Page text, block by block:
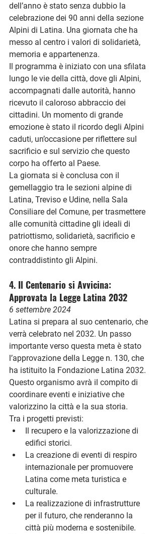
dell’anno è stato senza dubbio la
celebrazione dei 90 anni della sezione
Alpini di Latina. Una giornata che ha
messo al centro i valori di solidarietà,
memoria e appartenenza.
Il programma è iniziato con una sfilata
lungo le vie della città, dove gli Alpini,
accompagnati dalle autorità, hanno
ricevuto il caloroso abbraccio dei
cittadini. Un momento di grande
emozione è stato il ricordo degli Alpini
caduti, un’occasione per riflettere sul
sacrificio e sul servizio che questo
corpo ha offerto al Paese.
La giornata si è conclusa con il
gemellaggio tra le sezioni alpine di
Latina, Treviso e Udine, nella Sala
Consiliare del Comune, per trasmettere
alle comunità cittadine gli ideali di
patriottismo, solidarietà, sacrificio e
onore che hanno sempre
contraddistinto gli Alpini.
4. Il Centenario si Avvicina:
Approvata la Legge Latina 2032
6 settembre 2024
Latina si prepara al suo centenario, che
verrà celebrato nel 2032. Un passo
importante verso questa meta è stato
l’approvazione della Legge n. 130, che
ha istituito la Fondazione Latina 2032.
Questo organismo avrà il compito di
coordinare eventi e iniziative che
valorizzino la città e la sua storia.
Tra i progetti previsti:
Il recupero e la valorizzazione di
edifici storici.
La creazione di eventi di respiro
internazionale per promuovere
Latina come meta turistica e
culturale.
La realizzazione di infrastrutture
per il futuro, che renderanno la
città più moderna e sostenibile.